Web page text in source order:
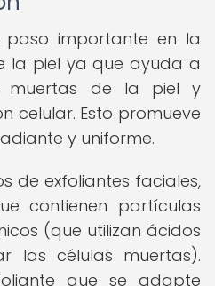
paso importante en la
la piel ya que ayuda a
muertas de la piel y
celular. Esto promueve
y uniforme.
de exfoliantes faciales,
contienen partículas
(que utilizan ácidos
las células muertas).
que se adapte